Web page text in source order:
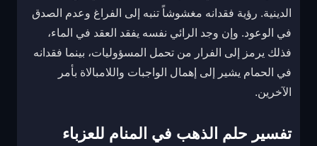
الدينية. رؤية فقدانه مغشوشاً تنبه إلى الفراغ وعدم الصدق
في الوعود. وإن وجد الرائي نفسه يفقد العقد في الماء،
فذلك يرمز إلى الفرار من تحمل المسؤوليات، بينما فقدانه
في الحمام يشير إلى إهمال الواجبات واللامبالاة بأمر
الآخرين.
تفسير حلم الذهب في المنام للعزباء